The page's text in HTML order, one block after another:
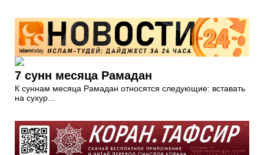
7 сунн месяца Рамадан
К суннам месяца Рамадан относятся следующие: вставать
на сухур...